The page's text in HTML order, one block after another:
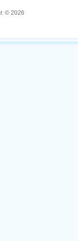
© 2026